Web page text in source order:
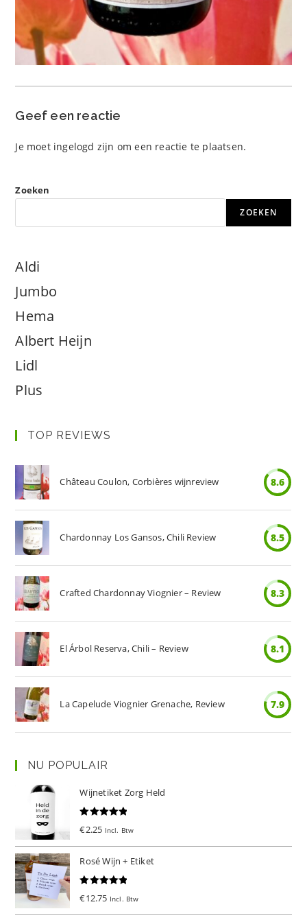
Geef een reactie
Je moet ingelogd zijn om een reactie te plaatsen.
Zoeken
ZOEKEN
Aldi
Jumbo
Hema
Albert Heijn
Lidl
Plus
TOP REVIEWS
Château Coulon, Corbières wijnreview 8.6
Chardonnay Los Gansos, Chili Review 8.5
Crafted Chardonnay Viognier – Review 8.3
El Árbol Reserva, Chili – Review 8.1
La Capelude Viognier Grenache, Review 7.9
NU POPULAIR
Wijnetiket Zorg Held
Gewaardeer
€2.25 Incl. Btw
Rosé Wijn + Etiket
Gewaardeer
€12.75 Incl. Btw